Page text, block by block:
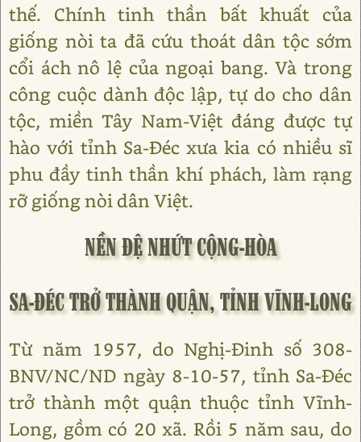
thế. Chính tinh thần bất khuất của
giống nòi ta đã cứu thoát dân tộc sớm
cổi ách nô lệ của ngoại bang. Và trong
công cuộc dành độc lập, tự do cho dân
tộc, miền Tây Nam-Việt đáng được tự
hào với tỉnh Sa-Đéc xưa kia có nhiều sĩ
phu đầy tinh thần khí phách, làm rạng
rỡ giống nòi dân Việt.
NỀN ĐỆ NHỨT CỘNG-HÒA
SA-ĐÉC TRỞ THÀNH QUẬN, TỈNH VĨNH-LONG
Từ năm 1957, do Nghị-Đinh số 308-
BNV/NC/ND ngày 8-10-57, tỉnh Sa-Đéc
trở thành một quận thuộc tỉnh Vĩnh-
Long, gồm có 20 xã. Rồi 5 năm sau, do